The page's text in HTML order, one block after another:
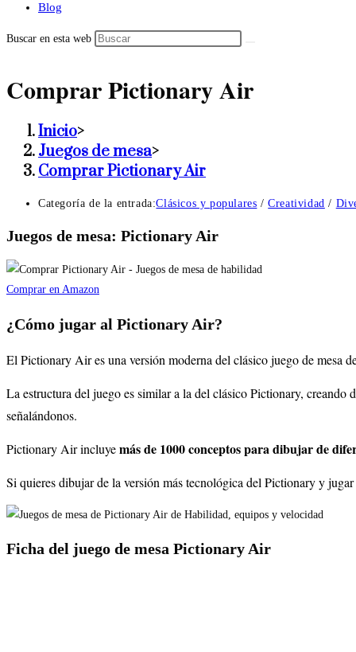
Blog
Buscar en esta web
Comprar Pictionary Air
Inicio>
Juegos de mesa>
Comprar Pictionary Air
Categoría de la entrada:Clásicos y populares / Creatividad /
Juegos de mesa: Pictionary Air
Comprar en Amazon
¿Cómo jugar al Pictionary Air?
El Pictionary Air es una versión moderna del clásico juego de mesa
La estructura del juego es similar a la del clásico Pictionary,
señalándonos.
Pictionary Air incluyemás de 1000 conceptos para dibujar de
Si quieres dibujar de la versión más tecnológica del Pictionary y
Ficha del juego de mesa Pictionary Air